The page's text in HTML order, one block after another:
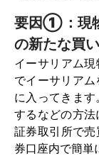
要因①：現
の新たな買
イーサリアム
でイーサリア
に入ってきま
するなどの方法
証券取引所で
券口座内で簡単